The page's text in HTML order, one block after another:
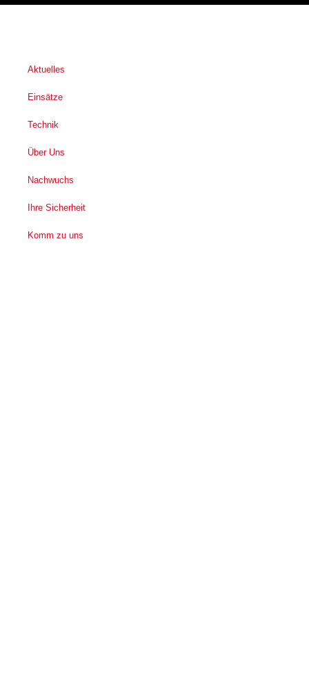
Aktuelles
Einsätze
Technik
Über Uns
Nachwuchs
Ihre Sicherheit
Komm zu uns